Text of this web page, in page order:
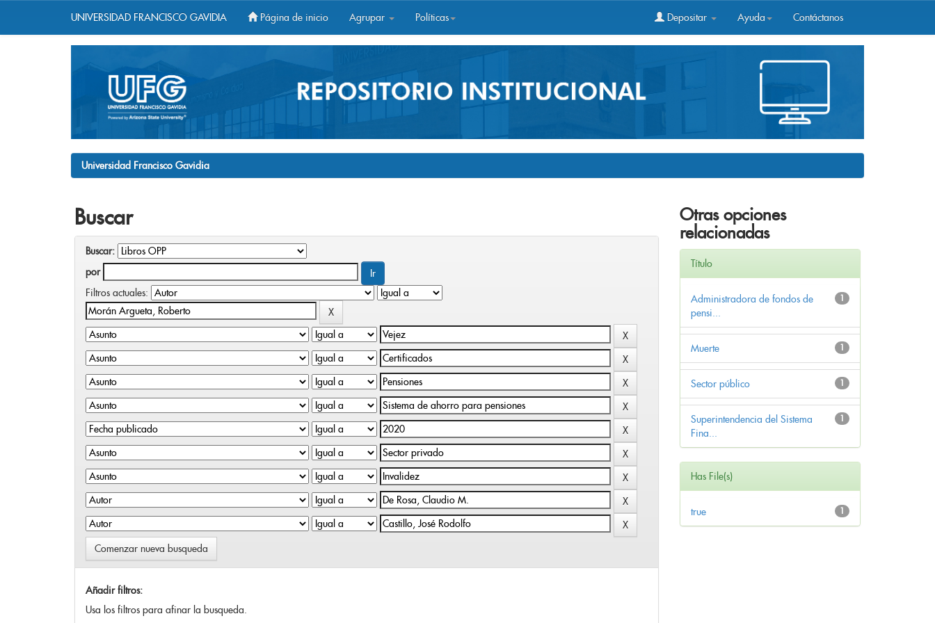
UNIVERSIDAD FRANCISCO GAVIDIA Página de inicio Agrupar Políticas Depositar Ayuda Contáctanos
Universidad Francisco Gavidia
Buscar
Buscar:
por
Filtros actuales:
Comenzar nueva busqueda
Añadir filtros:
Usa los filtros para afinar la busqueda.
Otras opciones
relacionadas
Título
1
Administradora de fondos de
pensi...
1
Muerte
1
Sector público
1
Superintendencia del Sistema
Fina...
Has File(s)
1
true